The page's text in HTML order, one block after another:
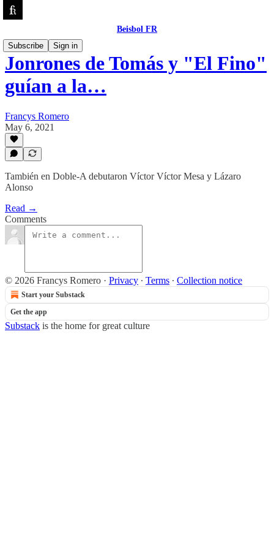
Beisbol FR
Subscribe
Sign in
Jonrones de Tomás y "El Fino"
guían a la…
Francys Romero
May 6, 2021
También en Doble-A debutaron Víctor Víctor Mesa y Lázaro
Alonso
Read →
Comments
© 2026 Francys Romero · Privacy ∙ Terms ∙ Collection notice
Start your Substack
Get the app
Substack is the home for great culture